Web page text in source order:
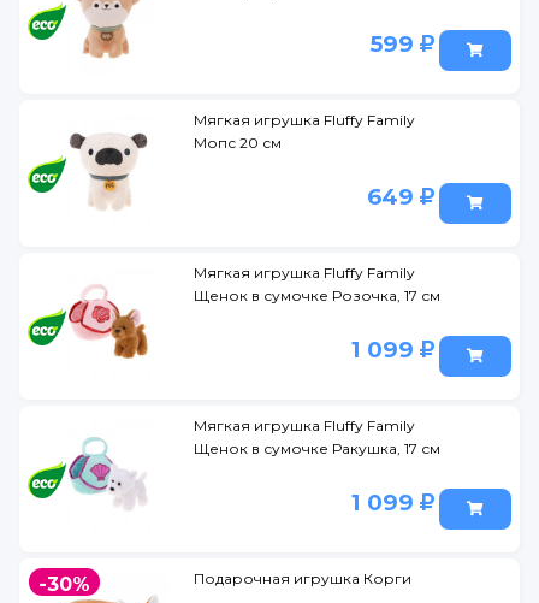
599
Мягкая игрушка Fluffy Family
Мопс 20 см
649
Мягкая игрушка Fluffy Family
Щенок в сумочке Розочка, 17 см
1 099
Мягкая игрушка Fluffy Family
Щенок в сумочке Ракушка, 17 см
1 099
-30% Подарочная игрушка Корги